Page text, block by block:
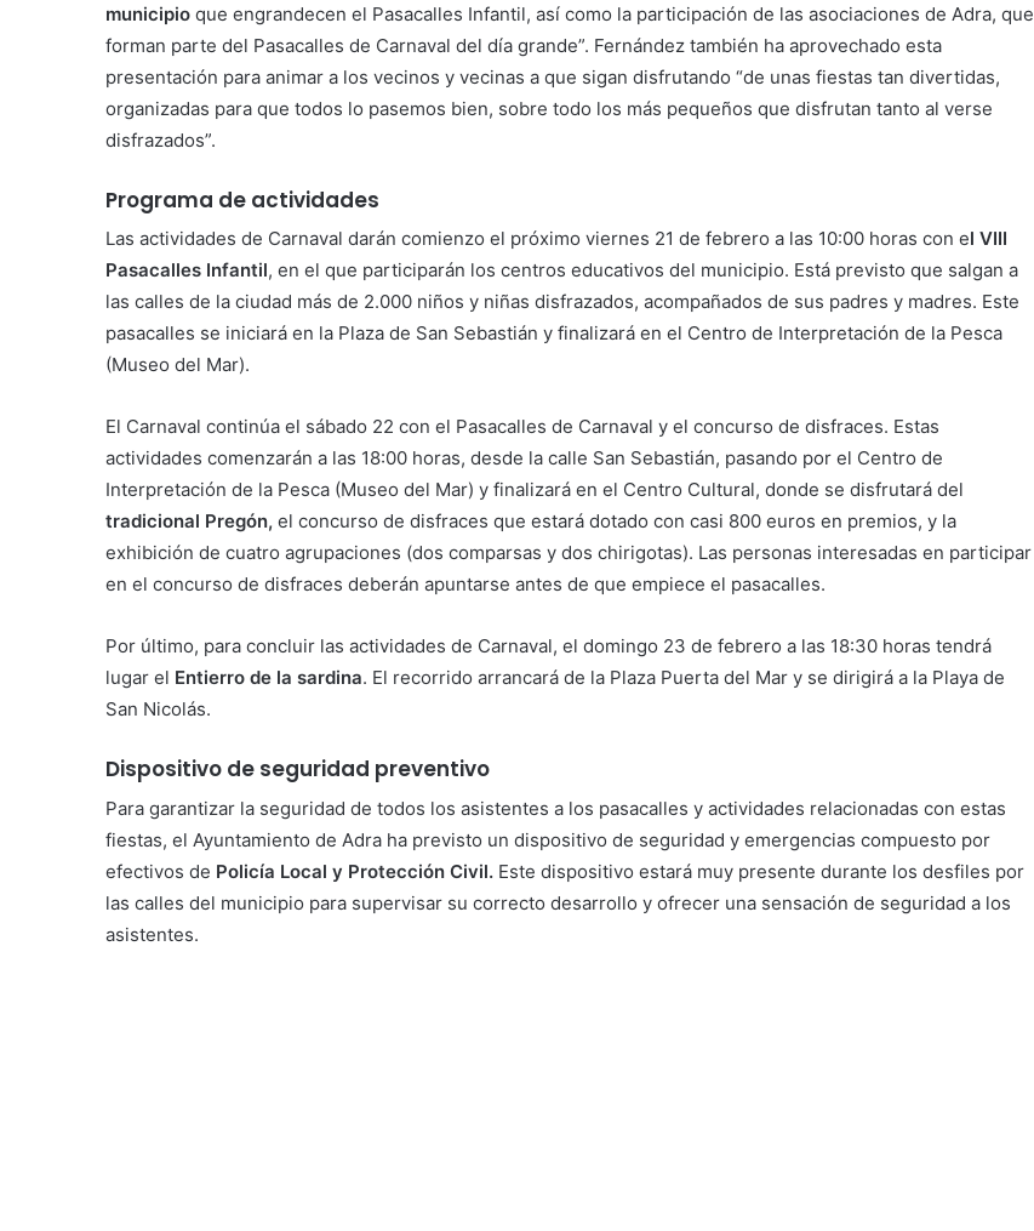
municipio que engrandecen el Pasacalles Infantil, así como la participación de las asociaciones de Adra, que
forman parte del Pasacalles de Carnaval del día grande”. Fernández también ha aprovechado esta
presentación para animar a los vecinos y vecinas a que sigan disfrutando “de unas fiestas tan divertidas,
organizadas para que todos lo pasemos bien, sobre todo los más pequeños que disfrutan tanto al verse
disfrazados”.
Programa de actividades
Las actividades de Carnaval darán comienzo el próximo viernes 21 de febrero a las 10:00 horas con el VIII
Pasacalles Infantil, en el que participarán los centros educativos del municipio. Está previsto que salgan a
las calles de la ciudad más de 2.000 niños y niñas disfrazados, acompañados de sus padres y madres. Este
pasacalles se iniciará en la Plaza de San Sebastián y finalizará en el Centro de Interpretación de la Pesca
(Museo del Mar).
El Carnaval continúa el sábado 22 con el Pasacalles de Carnaval y el concurso de disfraces. Estas
actividades comenzarán a las 18:00 horas, desde la calle San Sebastián, pasando por el Centro de
Interpretación de la Pesca (Museo del Mar) y finalizará en el Centro Cultural, donde se disfrutará del
tradicional Pregón, el concurso de disfraces que estará dotado con casi 800 euros en premios, y la
exhibición de cuatro agrupaciones (dos comparsas y dos chirigotas). Las personas interesadas en participar
en el concurso de disfraces deberán apuntarse antes de que empiece el pasacalles.
Por último, para concluir las actividades de Carnaval, el domingo 23 de febrero a las 18:30 horas tendrá
lugar el Entierro de la sardina. El recorrido arrancará de la Plaza Puerta del Mar y se dirigirá a la Playa de
San Nicolás.
Dispositivo de seguridad preventivo
Para garantizar la seguridad de todos los asistentes a los pasacalles y actividades relacionadas con estas
fiestas, el Ayuntamiento de Adra ha previsto un dispositivo de seguridad y emergencias compuesto por
efectivos de Policía Local y Protección Civil. Este dispositivo estará muy presente durante los desfiles por
las calles del municipio para supervisar su correcto desarrollo y ofrecer una sensación de seguridad a los
asistentes.